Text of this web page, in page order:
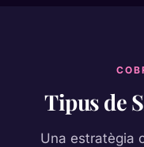
Tipus de
Una estratègia